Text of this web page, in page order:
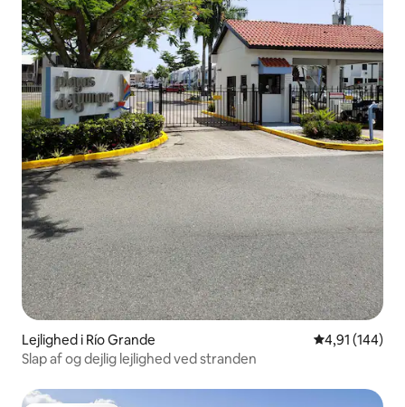
Lejlighed i Río Grande 4,91 ud af 5 i
4,91 (144)
Slap af og dejlig lejlighed ved stranden